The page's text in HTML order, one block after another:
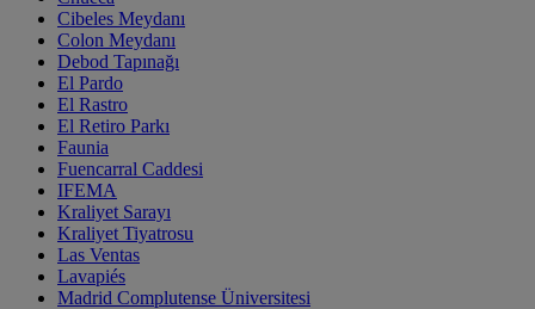
Cibeles Meydanı
Colon Meydanı
Debod Tapınağı
El Pardo
El Rastro
El Retiro Parkı
Faunia
Fuencarral Caddesi
IFEMA
Kraliyet Sarayı
Kraliyet Tiyatrosu
Las Ventas
Lavapiés
Madrid Complutense Üniversitesi